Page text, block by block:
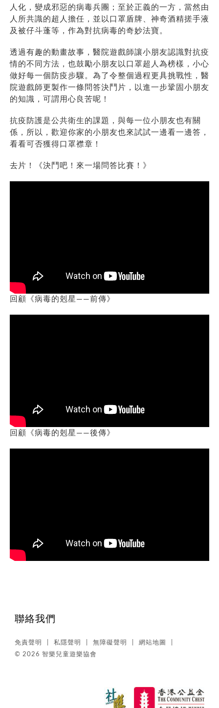
人化，變成邪惡的病毒兵團；至於正義的一方，當然由
人所共識的超人擔任，並以口罩盾牌、神奇酒精搓手液
及被仔斗蓬等，作為對抗病毒的奇妙法寶。
透過有趣的動畫故事，醫院遊戲師讓小朋友認識對抗疫
情的不同方法，也鼓勵小朋友以口罩超人為榜樣，小心
做好每一個防疫步驟。為了令整個過程更具挑戰性，醫
院遊戲師更製作一條問答決鬥片，以進一步鞏固小朋友
的知識，可謂用心良苦呢！
抗疫防護是公共衛生的課題，與每一位小朋友也有關
係，所以，歡迎你家的小朋友也來試試一邊看一邊答，
看看可否獲得口罩襟章！
去片！《決鬥吧！來一場問答比賽！》
回顧《病毒的剋星——前傳》
回顧《病毒的剋星——後傳》
聯絡我們
免責聲明 私隱聲明 無障礙聲明
網站地圖
© 2026 智樂兒童遊樂協會